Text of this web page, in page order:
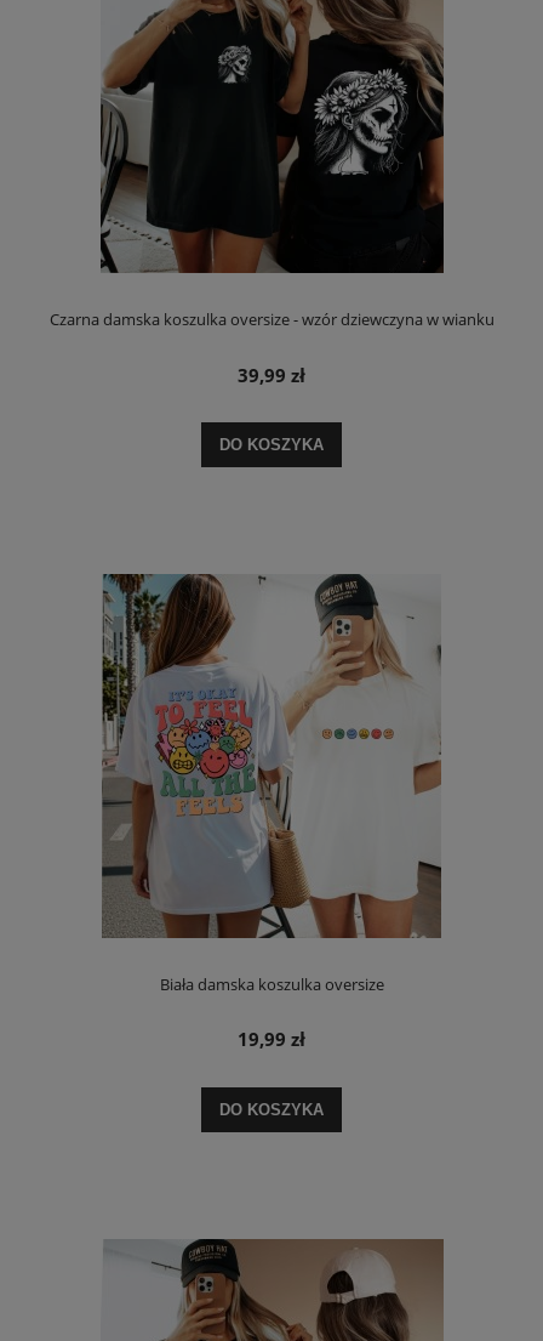
Czarna damska koszulka oversize - wzór dziewczyna w wianku
39,99 zł
DO KOSZYKA
Biała damska koszulka oversize
19,99 zł
DO KOSZYKA